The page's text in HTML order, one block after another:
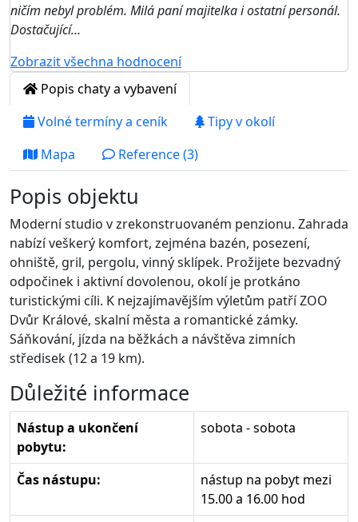
ničím nebyl problém. Milá paní majitelka i ostatní personál.
Dostačující...
Zobrazit všechna hodnocení
Popis chaty a vybavení
Volné termíny a ceník
Tipy v okolí
Mapa
Reference (3)
Popis objektu
Moderní studio v zrekonstruovaném penzionu. Zahrada
nabízí veškerý komfort, zejména bazén, posezení,
ohniště, gril, pergolu, vinný sklípek. Prožijete bezvadný
odpočinek i aktivní dovolenou, okolí je protkáno
turistickými cíli. K nejzajímavějším výletům patří ZOO
Dvůr Králové, skalní města a romantické zámky.
Sáňkování, jízda na běžkách a návštěva zimních
středisek (12 a 19 km).
Důležité informace
Nástup a ukončení
pobytu:
sobota - sobota
Čas nástupu:
nástup na pobyt mezi
15.00 a 16.00 hod